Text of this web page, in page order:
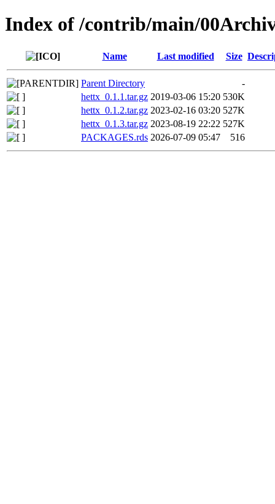
Index of /contrib/main/
Name Last modified Size
Parent Directory
-
hettx_0.1.1.tar.gz 2019-03-06 15:20 530K
hettx_0.1.2.tar.gz 2023-02-16 03:20 527K
hettx_0.1.3.tar.gz 2023-08-19 22:22 527K
PACKAGES.rds 2026-07-09 05:47 516